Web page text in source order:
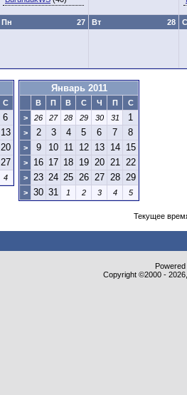
27
Пн 28
Вт
С
6
13
20
27
4
Январь 2011
В П В С Ч П
С
>
26 27 28 29 30 31 1
> 2 3 4 5 6 7 8
> 9 10 11 12 13 14 15
> 16 17 18 19 20 21 22
> 23 24 25 26 27 28 29
> 30 31 1 2 3 4 5
Текущее
Copyright ©2000 -